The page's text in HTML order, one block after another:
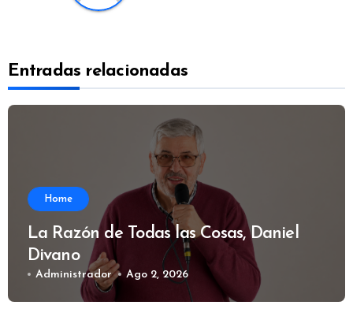
Entradas relacionadas
Home
La Razón de Todas las Cosas, Daniel
Divano
Administrador Ago 2, 2026